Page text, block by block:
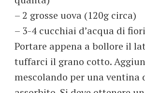
– 2 grosse uova (120g circa)
– 3-4 cucchiai d’acqua di
Portare appena a bollore il
tuffarci il grano cotto.
mescolando per una